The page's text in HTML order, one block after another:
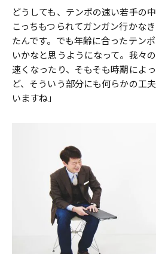
どうしても、テンポの速い若手の
こっちもつられてガンガン行かな
たんです。でも年齢に合ったテン
いかなと思うようになって。我々
速くなったり、そもそも時期によ
ど、そういう部分にも何らかの工
いますね」